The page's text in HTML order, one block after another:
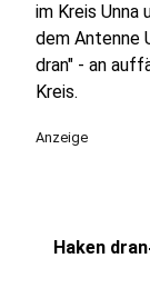
im Kreis Unna
dem Antenne
dran" - an
Kreis.
Anzeige
Haken